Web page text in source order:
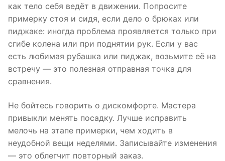
как тело себя ведёт в движении. Попросите
примерку стоя и сидя, если дело о брюках или
пиджаке: иногда проблема проявляется только при
сгибе колена или при поднятии рук. Если у вас
есть любимая рубашка или пиджак, возьмите её на
встречу — это полезная отправная точка для
сравнения.
Не бойтесь говорить о дискомфорте. Мастера
привыкли менять посадку. Лучше исправить
мелочь на этапе примерки, чем ходить в
неудобной вещи неделями. Записывайте изменения
— это облегчит повторный заказ.